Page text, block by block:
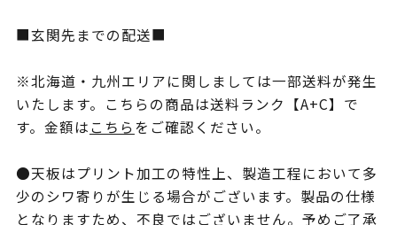
■玄関先までの配送■
※北海道・九州エリアに関しましては一部送料が発生
いたします。こちらの商品は送料ランク【A+C】で
す。金額はこちらをご確認ください。
●天板はプリント加工の特性上、製造工程において多
少のシワ寄りが生じる場合がございます。製品の仕様
となりますため、不良ではございません。予めご了承